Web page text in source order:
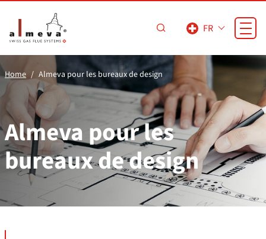
FR
Home Almeva pour les bureaux de design
Almeva pour les
bureaux de design